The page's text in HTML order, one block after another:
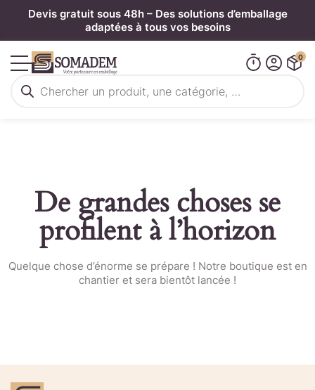
Devis gratuit sous 48h – Des solutions d’emballage
adaptées à tous vos besoins
de
0
De grandes choses se
profilent à l’horizon
Quelque chose d’énorme se prépare ! Notre boutique est en
chantier et sera bientôt lancée !
Panneau de gestion des cookies